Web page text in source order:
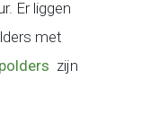
Er liggen
met
zijn